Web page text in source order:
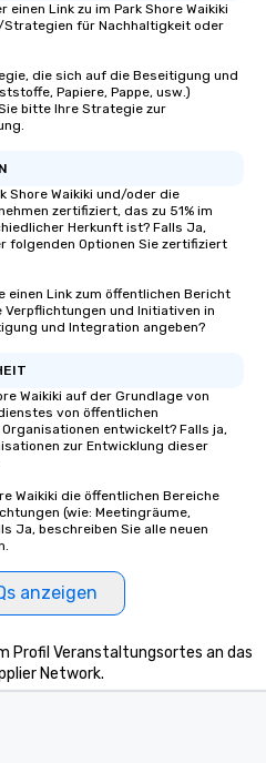
Link zu im Park Shore Waikiki
für Nachhaltigkeit oder
die sich auf die Beseitigung und
Papiere, Pappe, usw.)
bitte Ihre Strategie zur
Shore Waikiki und/oder die
zertifiziert, das zu 51% im
Herkunft ist? Falls Ja,
folgenden Optionen Sie zertifiziert
einen Link zum öffentlichen Bericht
Verpflichtungen und Initiativen in
und Integration angeben?
Waikiki auf der Grundlage von
von öffentlichen
entwickelt? Falls ja,
zur Entwicklung dieser
Waikiki die öffentlichen Bereiche
(wie: Meetingräume,
Ja, beschreiben Sie alle neuen
anzeigen
Profil Veranstaltungsortes an das
Network.